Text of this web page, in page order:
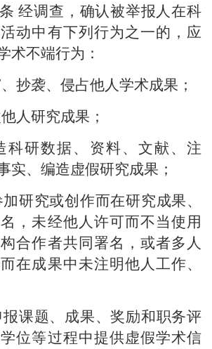
经调查，确认被举报人在科
动中有下列行为之一的，应
术不端行为：
抄袭、侵占他人学术成果；
人研究成果；
科研数据、资料、文献、注
实、编造虚假研究成果；
研究或创作而在研究成果、
，未经他人许可而不当使用
合作者共同署名，或者多人
在成果中未注明他人工作、
报课题、成果、奖励和职务评
位等过程中提供虚假学术信